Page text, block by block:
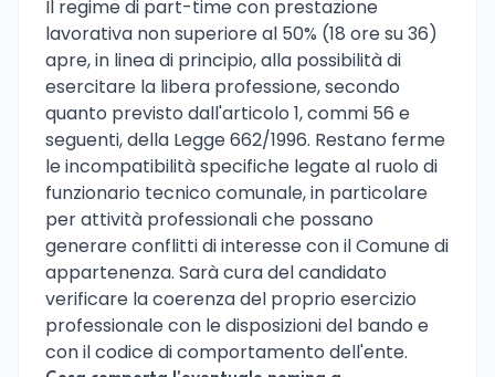
Il regime di part-time con prestazione
lavorativa non superiore al 50% (18 ore su 36)
apre, in linea di principio, alla possibilità di
esercitare la libera professione, secondo
quanto previsto dall'articolo 1, commi 56 e
seguenti, della Legge 662/1996. Restano ferme
le incompatibilità specifiche legate al ruolo di
funzionario tecnico comunale, in particolare
per attività professionali che possano
generare conflitti di interesse con il Comune di
appartenenza. Sarà cura del candidato
verificare la coerenza del proprio esercizio
professionale con le disposizioni del bando e
con il codice di comportamento dell'ente.